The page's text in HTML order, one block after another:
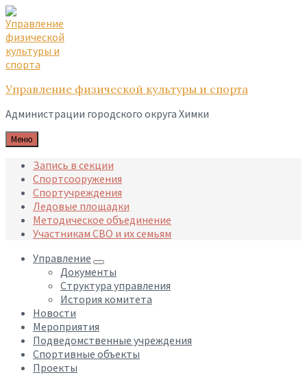
Skip
to
content
Skip
to
main
navigation
Skip
to
footer
Управление физической культуры и спорта
Администрации городского округа Химки
Меню
Запись в секции
Спортсооружения
Спортучреждения
Ледовые площадки
Методическое объединение
Участникам СВО и их семьям
Управление
Документы
Структура управления
История комитета
Новости
Мероприятия
Подведомственные учреждения
Спортивные объекты
Проекты